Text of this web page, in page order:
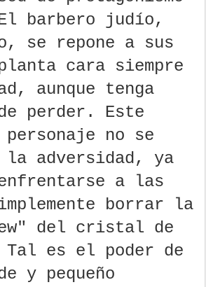
barbero judío,
se repone a sus
cara siempre
aunque tenga
perder. Este
personaje no se
la adversidad, ya
a las
borrar la
del cristal de
es el poder de
y pequeño